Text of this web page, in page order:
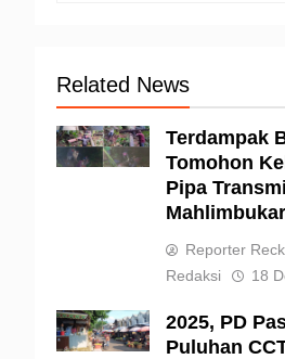
Related News
Terdampak
Tomohon
Pipa
Mahlimbukar
Reporter
Redaksi
18
2025, PD
Puluhan